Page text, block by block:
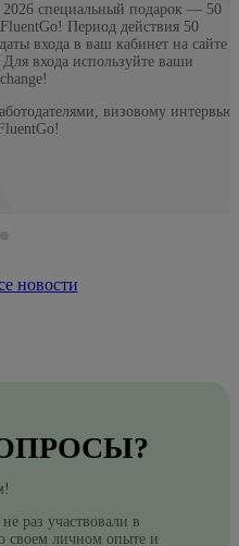
специальный подарок — 50
Период действия 50
входа в ваш кабинет на сайте
Для входа используйте ваши
визовому интервью
новости
раз участвовали в
своем личном опыте и